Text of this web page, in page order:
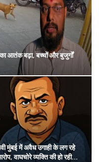
का आतंक बढ़ा, बच्चों और बुजुर्गों
मुंबई में अवैध उगाही के लग रहे
वाघचोरे व्यक्ति की हो रही…